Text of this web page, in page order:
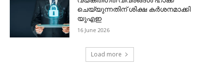
ചെയ്യുന്നതിന് ശിക്ഷ കര്‍ശനമാക്കി
യുഎഇ
16 June 2026
Load more